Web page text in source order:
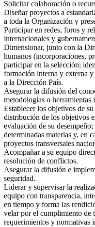
Solicitar colaboración o
Diseñar proyectos a
a toda la Organización y
Participar en redes, foros y
internacionales y
Dimensionar, junto con la
humanos (incorporaciones,
participar en la selección;
formación interna y externa
a la Dirección País.
Asegurar la difusión del
metodologías o herramientas
Establecer los objetivos de
distribución de los objetivos
evaluación de su
determinadas materias y, en
proyectos transversales
Acompañar a su equipo
resolución de conflictos.
Asegurar la difusión e
seguridad.
Liderar y supervisar la
equipo con transparencia,
en tiempo y forma las
velar por el cumplimiento de
requerimientos y normativas